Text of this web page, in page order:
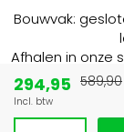
Bouwvak:
Afhalen in onze
294,95
Incl. btw
589,90